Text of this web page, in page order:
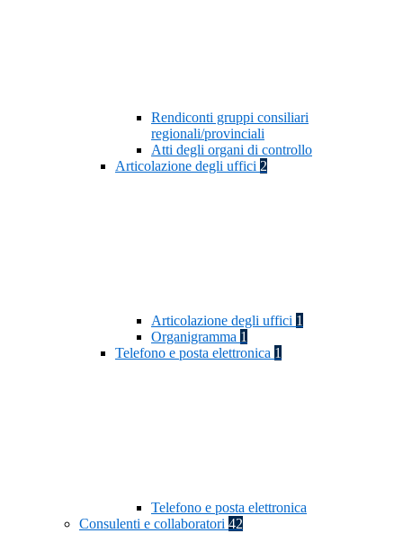
Rendiconti gruppi consiliari
regionali/provinciali
Atti degli organi di controllo
Articolazione degli uffici 2
Articolazione degli uffici 1
Organigramma 1
Telefono e posta elettronica 1
Telefono e posta elettronica
Consulenti e collaboratori 42